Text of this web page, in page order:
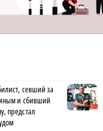
севший за
и сбивший
предстал